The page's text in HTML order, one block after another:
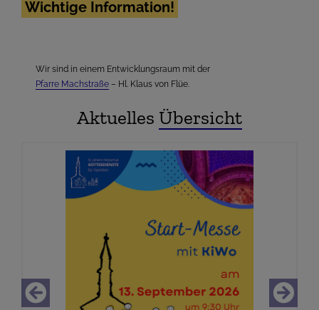
Wichtige Information!
Wir sind in einem Entwicklungsraum mit der
Pfarre Machstraße – Hl. Klaus von Flüe.
Aktuelles Übersicht